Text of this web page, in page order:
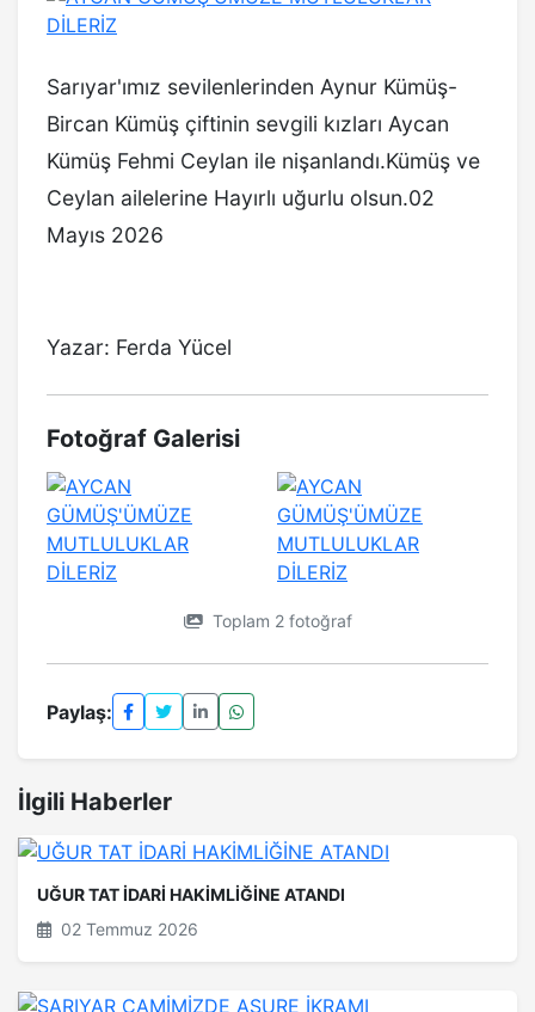
Sarıyar'ımız sevilenlerinden Aynur Kümüş-
Bircan Kümüş çiftinin sevgili kızları Aycan
Kümüş Fehmi Ceylan ile nişanlandı.Kümüş ve
Ceylan ailelerine Hayırlı uğurlu olsun.02
Mayıs 2026
Yazar: Ferda Yücel
Fotoğraf Galerisi
Toplam 2 fotoğraf
Paylaş:
İlgili Haberler
UĞUR TAT İDARİ HAKİMLİĞİNE ATANDI
02 Temmuz 2026